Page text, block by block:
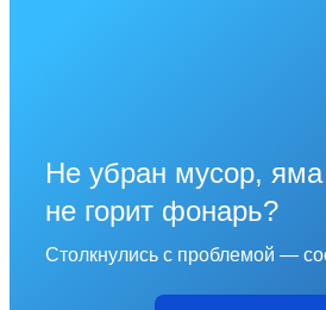
Не убран мусор, яма
не горит фонарь?
Столкнулись с проблемой —